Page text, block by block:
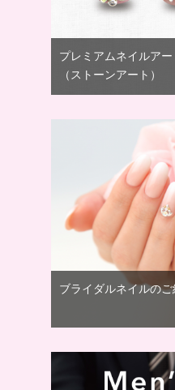
プレミアムネイルア
（ストーンアート）
ブライダルネイルの